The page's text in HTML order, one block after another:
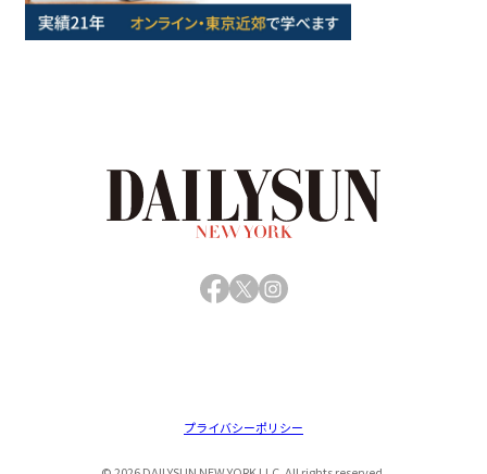
Facebook
X Instagram
プライバシーポリシー